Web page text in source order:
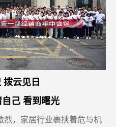
拨云见日
己 看到曙光
烈 ， 家居行业裹挟着危与机